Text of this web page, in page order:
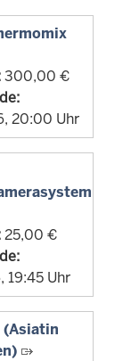
300,00 €
20:00 Uhr
25,00 €
19:45 Uhr
(Asiatin